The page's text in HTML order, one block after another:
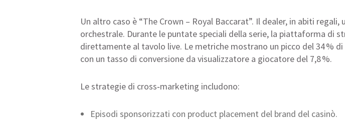
Un altro caso è “The Crown – Royal Baccarat”. Il dealer, in abiti
orchestrale. Durante le puntate speciali della serie, la piattaforma di
direttamente al tavolo live. Le metriche mostrano un picco del 34 %
con un tasso di conversione da visualizzatore a giocatore del 7,8 %.
Le strategie di cross‑marketing includono:
Episodi sponsorizzati con product placement del brand del casinò.